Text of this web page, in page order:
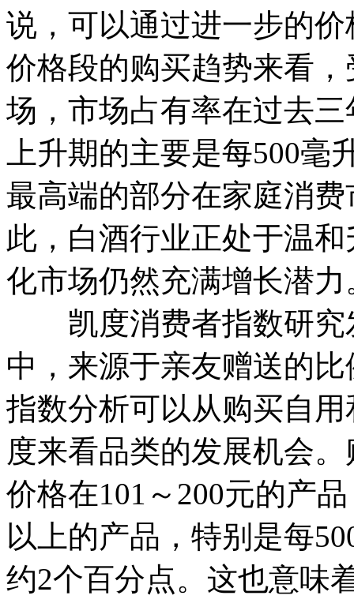
说，可以通过进一步的
价格段的购买趋势来看
场，市场占有率在过去三
上升期的主要是每500毫
最高端的部分在家庭消
此，白酒行业正处于温
化市场仍然充满增长潜力
凯度消费者指数研究
中，来源于亲友赠送的
指数分析可以从购买自
度来看品类的发展机会
价格在101～200元的产
以上的产品，特别是每
约2个百分点。这也意味